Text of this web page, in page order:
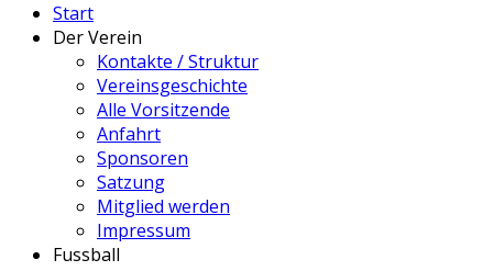
Start
Der Verein
Kontakte / Struktur
Vereinsgeschichte
Alle Vorsitzende
Anfahrt
Sponsoren
Satzung
Mitglied werden
Impressum
Fussball